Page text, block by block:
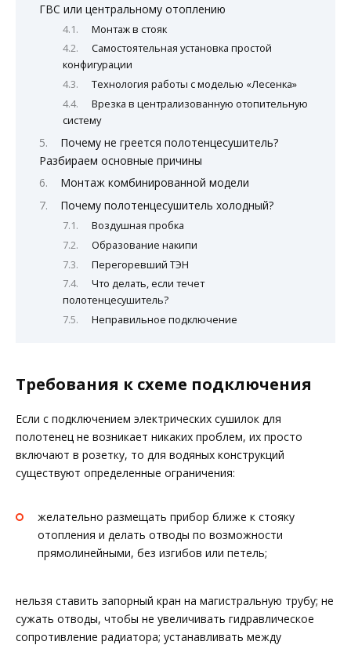
ГВС или центральному отоплению
Монтаж в стояк
Самостоятельная установка простой
конфигурации
Технология работы с моделью «Лесенка»
Врезка в централизованную отопительную
систему
Почему не греется полотенцесушитель?
Разбираем основные причины
Монтаж комбинированной модели
Почему полотенцесушитель холодный?
Воздушная пробка
Образование накипи
Перегоревший ТЭН
Что делать, если течет
полотенцесушитель?
Неправильное подключение
Требования к схеме подключения
Если с подключением электрических сушилок для
полотенец не возникает никаких проблем, их просто
включают в розетку, то для водяных конструкций
существуют определенные ограничения:
желательно размещать прибор ближе к стояку
отопления и делать отводы по возможности
прямолинейными, без изгибов или петель;
нельзя ставить запорный кран на магистральную трубу; не
сужать отводы, чтобы не увеличивать гидравлическое
сопротивление радиатора; устанавливать между